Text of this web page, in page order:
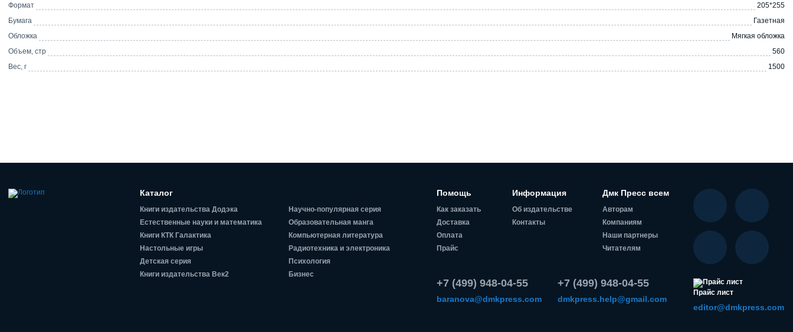
Формат
205*255
Бумага
Газетная
Обложка
Мягкая обложка
Объем, стр
560
Вес, г
1500
Каталог
Книги издательства Додэка
Естественные науки и математика
Книги КТК Галактика
Настольные игры
Детская серия
Книги издательства Век2
Научно-популярная серия
Образовательная манга
Компьютерная литература
Радиотехника и электроника
Психология
Бизнес
Помощь
Как заказать
Доставка
Оплата
Прайс
Информация
Об издательстве
Контакты
Дмк Пресс всем
Авторам
Компаниям
Наши партнеры
Читателям
+7 (499) 948-04-55
baranova@dmkpress.com
+7 (499) 948-04-55
dmkpress.help@gmail.com
Прайс лист
editor@dmkpress.com